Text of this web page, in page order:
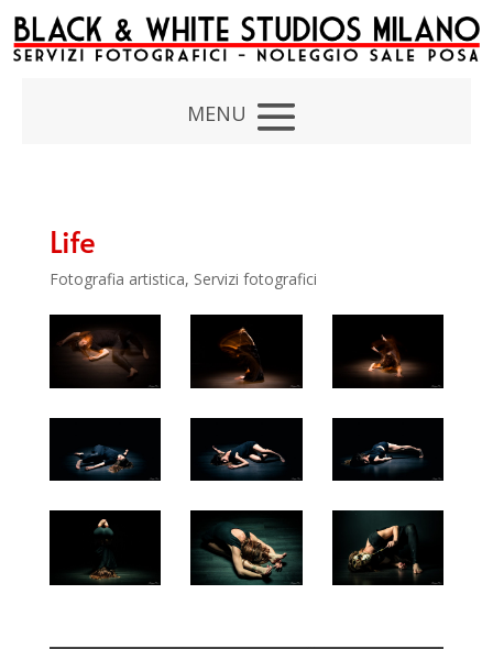
Life
Fotografia artistica, Servizi fotografici